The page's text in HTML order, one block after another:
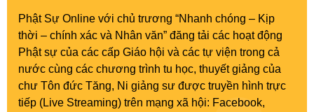
Phật Sự Online với chủ trương “Nhanh chóng – Kịp
thời – chính xác và Nhân văn” đăng tải các hoạt động
Phật sự của các cấp Giáo hội và các tự viện trong cả
nước cùng các chương trình tu học, thuyết giảng của
chư Tôn đức Tăng, Ni giảng sư được truyền hình trực
tiếp (Live Streaming) trên mạng xã hội: Facebook,